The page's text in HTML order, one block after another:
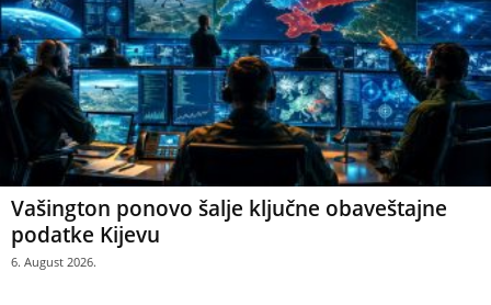
Vašington ponovo šalje ključne obaveštajne
podatke Kijevu
6. August 2026.